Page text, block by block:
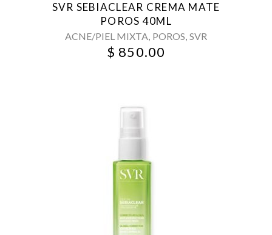
SVR SEBIACLEAR CREMA MATE
POROS 40ML
ACNE/PIEL MIXTA, POROS, SVR
$ 850.00